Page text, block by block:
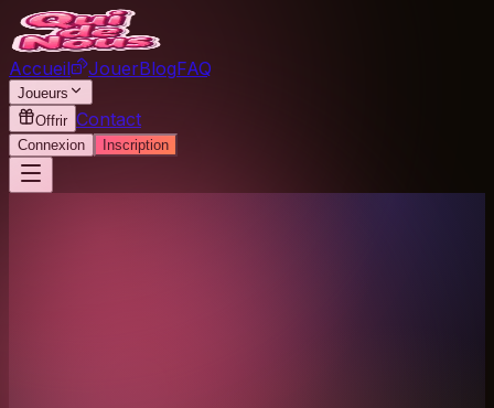
Accueil JouerBlogFAQ
Joueurs
Offrir Contact
Connexion Inscription